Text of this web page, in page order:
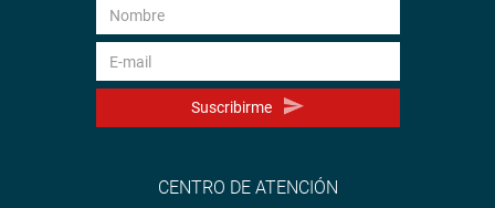
Suscribirme
CENTRO DE ATENCIÓN